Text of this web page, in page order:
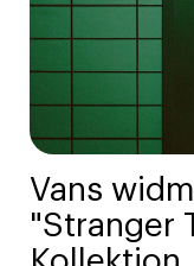
Vans
"Stranger